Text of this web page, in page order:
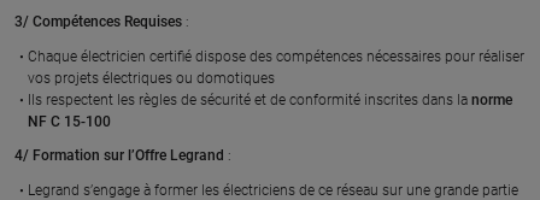
3/ Compétences Requises :
Chaque électricien certifié dispose des compétences nécessaires pour réaliser
vos projets électriques ou domotiques
Ils respectent les règles de sécurité et de conformité inscrites dans la norme
NF C 15-100
4/ Formation sur l’Offre Legrand :
Legrand s’engage à former les électriciens de ce réseau sur une grande partie